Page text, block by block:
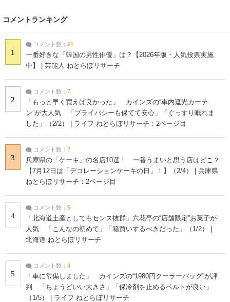
コメントランキング
1
コメント数： 21
一番好きな「韓国の男性俳優」は？【2026年版・人気投票実施
中】 | 芸能人 ねとらぼリサーチ
2
コメント数： 7
「もっと早く買えば良かった」 カインズの“車内遮光カーテ
ン”が大人気 「プライバシーも保てて安心」「ぐっすり眠れま
した」（2/2） | ライフ ねとらぼリサーチ：2ページ目
3
コメント数： 7
兵庫県の「ケーキ」の名店10選！ 一番うまいと思う店はどこ？
【7月12日は「デコレーションケーキの日」！】（2/4） | 兵庫県
ねとらぼリサーチ：2ページ目
4
コメント数： 5
「北海道土産としてもセンス抜群」六花亭の“店舗限定”お菓子が
人気 「こんなの初めて」「箱買いするべきだった」（1/2） |
北海道 ねとらぼリサーチ
5
コメント数： 4
「車に常備しました」 カインズの“1980円クーラーバッグ”が評
判 「ちょうどいい大きさ」「保冷剤を止めるベルトが良い」
（1/5） | ライフ ねとらぼリサーチ